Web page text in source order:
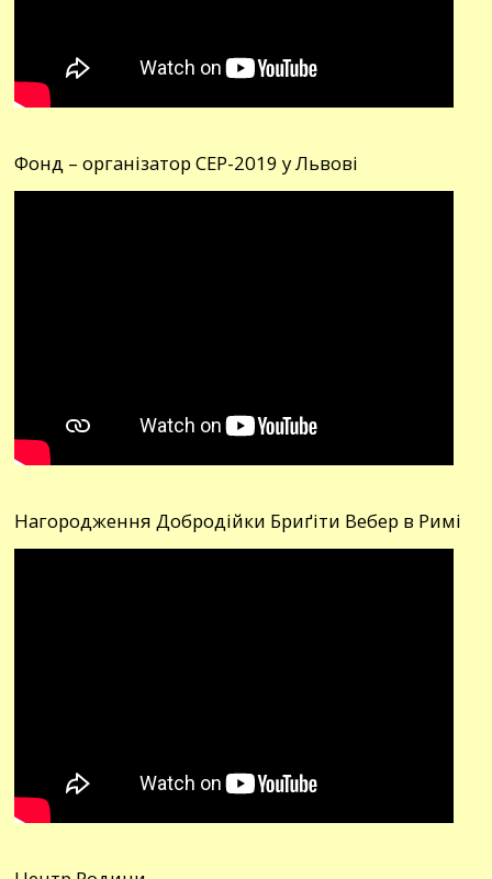
Фонд – організатор СЕР-2019 у Львові
Нагородження Добродійки Бриґіти Вебер в Римі